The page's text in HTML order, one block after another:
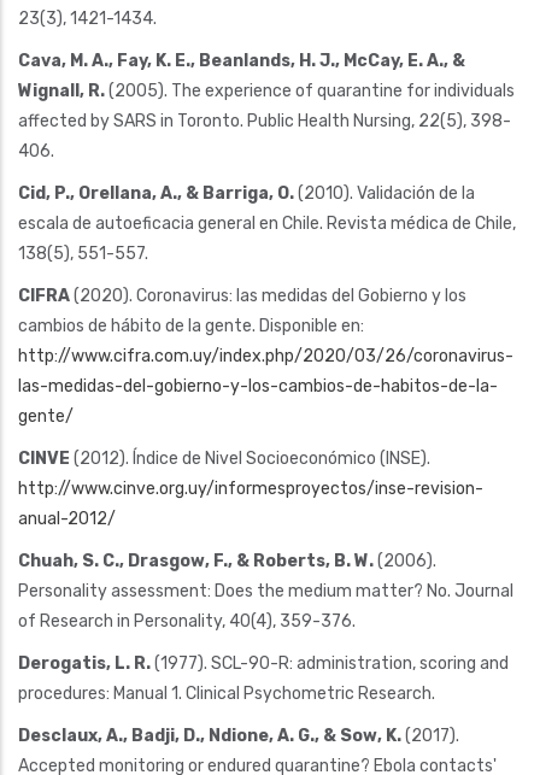
23(3), 1421-1434.
Cava, M. A., Fay, K. E., Beanlands, H. J., McCay, E. A., &
Wignall, R.(2005). The experience of quarantine for individuals
affected by SARS in Toronto. Public Health Nursing, 22(5), 398-
406.
Cid, P., Orellana, A., & Barriga, O.(2010). Validación de la
escala de autoeficacia general en Chile. Revista médica de Chile,
138(5), 551-557.
CIFRA(2020). Coronavirus: las medidas del Gobierno y los
cambios de hábito de la gente. Disponible en:
http://www.cifra.com.uy/index.php/2020/03/26/coronavirus-
las-medidas-del-gobierno-y-los-cambios-de-habitos-de-la-
gente/
CINVE (2012). Índice de Nivel Socioeconómico (INSE).
http://www.cinve.org.uy/informesproyectos/inse-revision-
anual-2012/
Chuah, S. C., Drasgow, F., & Roberts, B. W.(2006).
Personality assessment: Does the medium matter? No. Journal
of Research in Personality, 40(4), 359-376.
Derogatis, L. R.(1977). SCL-90-R: administration, scoring and
procedures: Manual 1. Clinical Psychometric Research.
Desclaux, A., Badji, D., Ndione, A. G., & Sow, K.(2017).
Accepted monitoring or endured quarantine? Ebola contacts'